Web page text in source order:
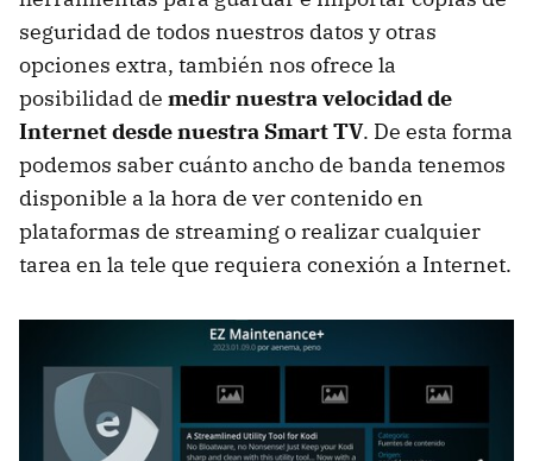
seguridad de todos nuestros datos y otras
opciones extra, también nos ofrece la
posibilidad de medir nuestra velocidad de
Internet desde nuestra Smart TV. De esta forma
podemos saber cuánto ancho de banda tenemos
disponible a la hora de ver contenido en
plataformas de streaming o realizar cualquier
tarea en la tele que requiera conexión a Internet.